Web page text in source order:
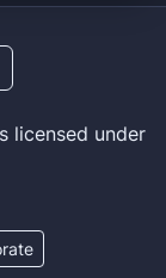
licensed under